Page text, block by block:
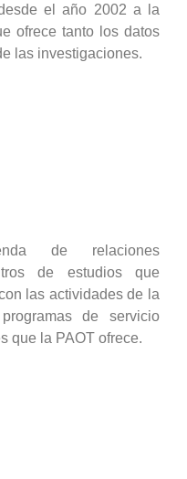
el año 2002 a la
ofrece tanto los datos
las investigaciones.
de relaciones
de estudios que
las actividades de la
de servicio
que la PAOT ofrece.